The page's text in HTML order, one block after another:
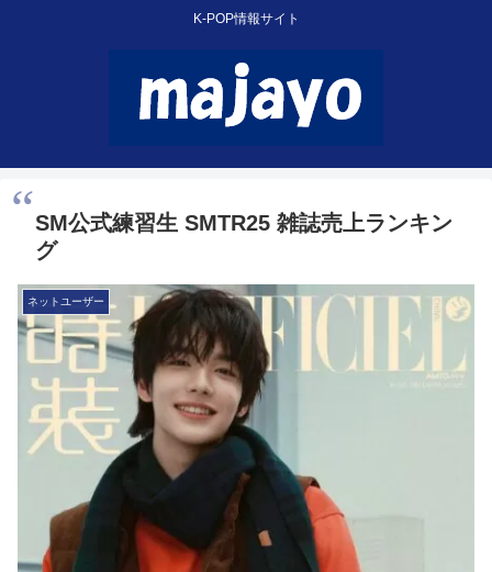
K-POP情報サイト
SM公式練習生 SMTR25 雑誌売上ランキン
グ
ネットユーザー